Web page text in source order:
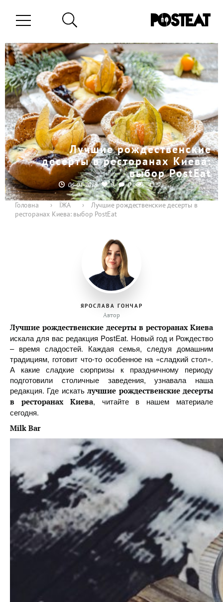
Лучшие рождественские
десерты в ресторанах Киева:
выбор PostEat
06-01-2018 0 0 4229
Головна › ЇЖА ›
Лучшие рождественские десерты в
ресторанах Киева: выбор PostEat
ЯРОСЛАВА ГОНЧАР
Автор
Лучшие рождественские десерты в ресторанах Киева
искала для вас редакция PostEat. Новый год и Рождество
– время сладостей. Каждая семья, следуя домашним
традициям, готовит что-то особенное на «сладкий стол».
А какие сладкие сюрпризы к праздничному периоду
подготовили столичные заведения, узнавала наша
редакция. Где искатьлучшие рождественские десерты
в ресторанах Киева, читайте в нашем материале
сегодня.
Milk Bar